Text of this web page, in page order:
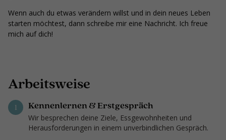
Wenn auch du etwas verändern willst und in dein neues Leben
starten möchtest, dann schreibe mir eine Nachricht. Ich freue
mich auf dich!
Arbeitsweise
1 Kennenlernen & Erstgespräch
Wir besprechen deine Ziele, Essgewohnheiten und
Herausforderungen in einem unverbindlichen Gespräch.